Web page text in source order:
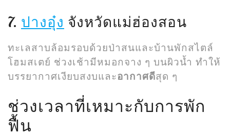
7. ปางอุ๋ง จังหวัดแม่ฮ่องสอน
ทะเลสาบล้อมรอบด้วยป่าสนและบ้านพักสไตล์
โฮมสเตย์ ช่วงเช้ามีหมอกจาง ๆ บนผิวน้ำ ทำให้
บรรยากาศเงียบสงบและอากาศดีสุด ๆ
ช่วงเวลาที่เหมาะกับการพัก
ฟื้น